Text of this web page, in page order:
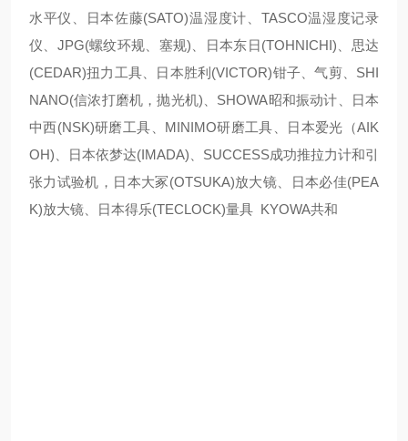
水平仪、日本佐藤(SATO)温湿度计、TASCO温湿度记录
仪、JPG(螺纹环规、塞规)、日本东日(TOHNICHI)、思达
(CEDAR)扭力工具、日本胜利(VICTOR)钳子、气剪、SHI
NANO(信浓打磨机，抛光机)、SHOWA昭和振动计、日本
中西(NSK)研磨工具、MINIMO研磨工具、日本爱光（AIK
OH)、日本依梦达(IMADA)、SUCCESS成功推拉力计和引
张力试验机，日本大冢(OTSUKA)放大镜、日本必佳(PEA
K)放大镜、日本得乐(TECLOCK)量具 KYOWA共和